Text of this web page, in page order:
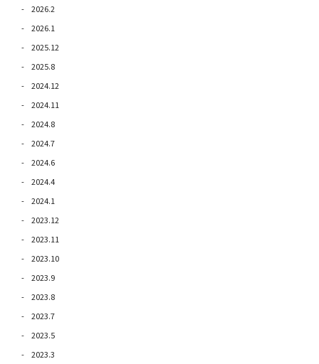
2026.2
2026.1
2025.12
2025.8
2024.12
2024.11
2024.8
2024.7
2024.6
2024.4
2024.1
2023.12
2023.11
2023.10
2023.9
2023.8
2023.7
2023.5
2023.3